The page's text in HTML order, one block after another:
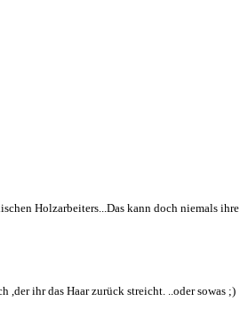
Holzarbeiters...Das kann doch niemals ihre
,der ihr das Haar zurück streicht. ..oder sowas ;)